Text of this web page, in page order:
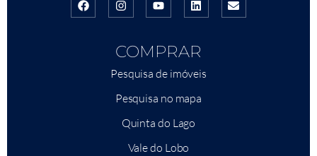
COMPRAR
Pesquisa de imóveis
Pesquisa no mapa
Quinta do Lago
Vale do Lobo